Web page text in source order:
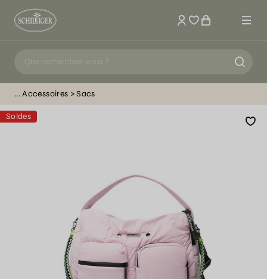
Mon compte
Accessoires Sacs
Soldes